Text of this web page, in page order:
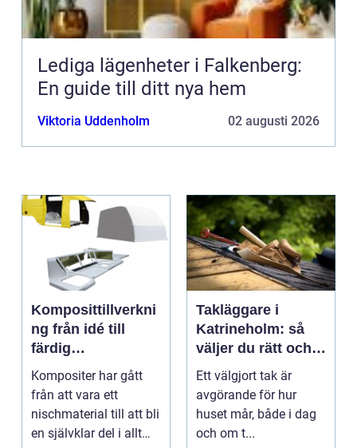
Lediga lägenheter i Falkenberg:
En guide till ditt nya hem
Viktoria Uddenholm 02 augusti 2026
Komposittillverkni
ng från idé till
färdig
högpresterande
produkt
Kompositer har gått
från att vara ett
nischmaterial till att bli
en självklar del i allt
Takläggare i
Katrineholm: så
väljer du rätt och
får ett tak som
håller
Ett välgjort tak är
avgörande för hur
huset mår, både i dag
och om t...